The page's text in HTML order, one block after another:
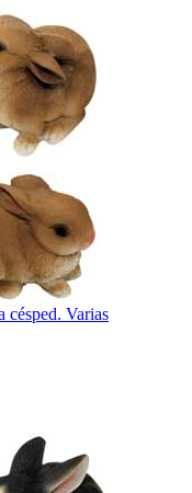
césped. Varias